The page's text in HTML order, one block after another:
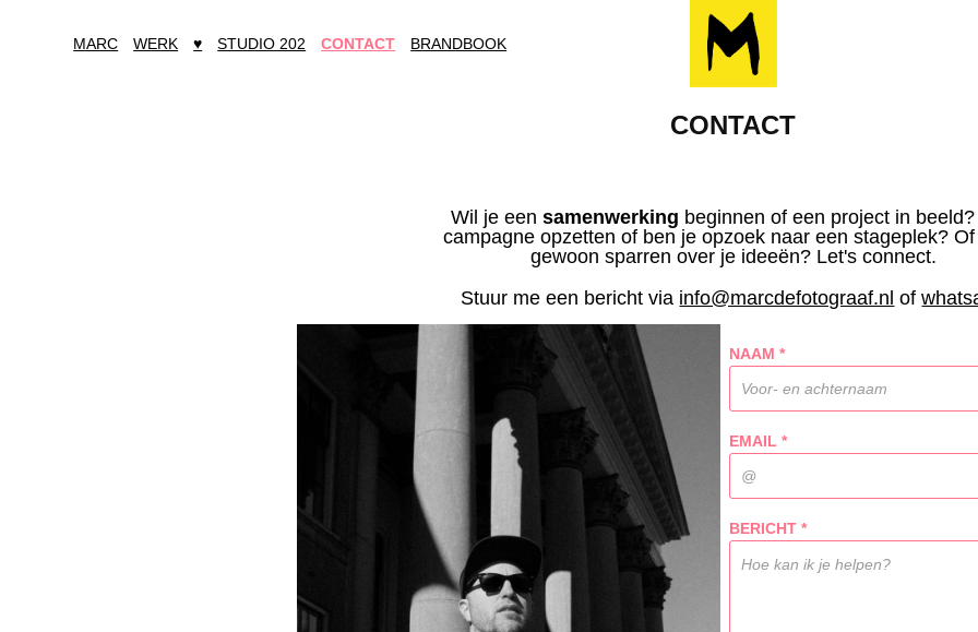
MARC WERK ♥ STUDIO 202 CONTACT BRANDBOOK
CONTACT
Wil je eensamenwerking beginnen of een project in
campagne opzetten of ben je opzoek naar een stageplek?
gewoon sparren over je ideeën? Let's connect.
Stuur me een bericht via info@marcdefotograaf.nl of
NAAM *
EMAIL *
BERICHT *